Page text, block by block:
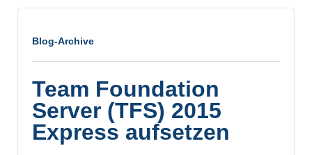
Blog-Archive
Team Foundation
Server (TFS) 2015
Express aufsetzen